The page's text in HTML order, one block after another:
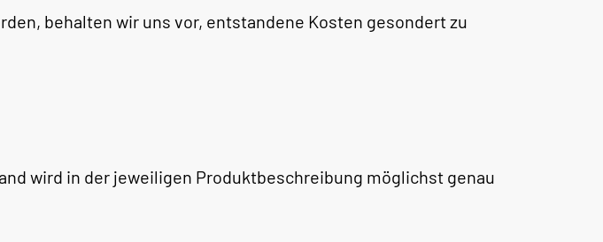
behalten wir uns vor, entstandene Kosten gesondert zu
wird in der jeweiligen Produktbeschreibung möglichst genau